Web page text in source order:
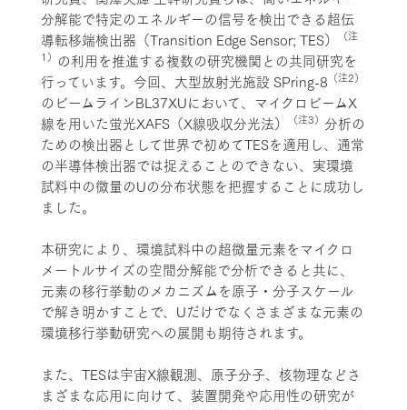
分解能で特定のエネルギーの信号を検出できる超伝
導転移端検出器（Transition Edge Sensor; TES）
（注
1） の利用を推進する複数の研究機関との共同研究を
行っています。今回、大型放射光施設 SPring-8 （注2）
のビームラインBL37XUにおいて、マイクロビームX
線を用いた蛍光XAFS（X線吸収分光法）
（注3） 分析の
ための検出器として世界で初めてTESを適用し、通常
の半導体検出器では捉えることのできない、実環境
試料中の微量のUの分布状態を把握することに成功し
ました。
本研究により、環境試料中の超微量元素をマイクロ
メートルサイズの空間分解能で分析できると共に、
元素の移行挙動のメカニズムを原子・分子スケール
で解き明かすことで、Uだけでなくさまざまな元素の
環境移行挙動研究への展開も期待されます。
また、TESは宇宙X線観測、原子分子、核物理などさ
まざまな応用に向けて、装置開発や応用性の研究が